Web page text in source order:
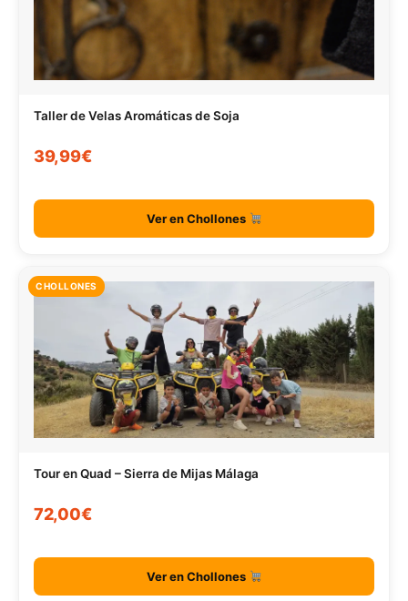
Taller de Velas Aromáticas de Soja
39,99€
Ver en Chollones
CHOLLONES
Tour en Quad – Sierra de Mijas Málaga
72,00€
Ver en Chollones